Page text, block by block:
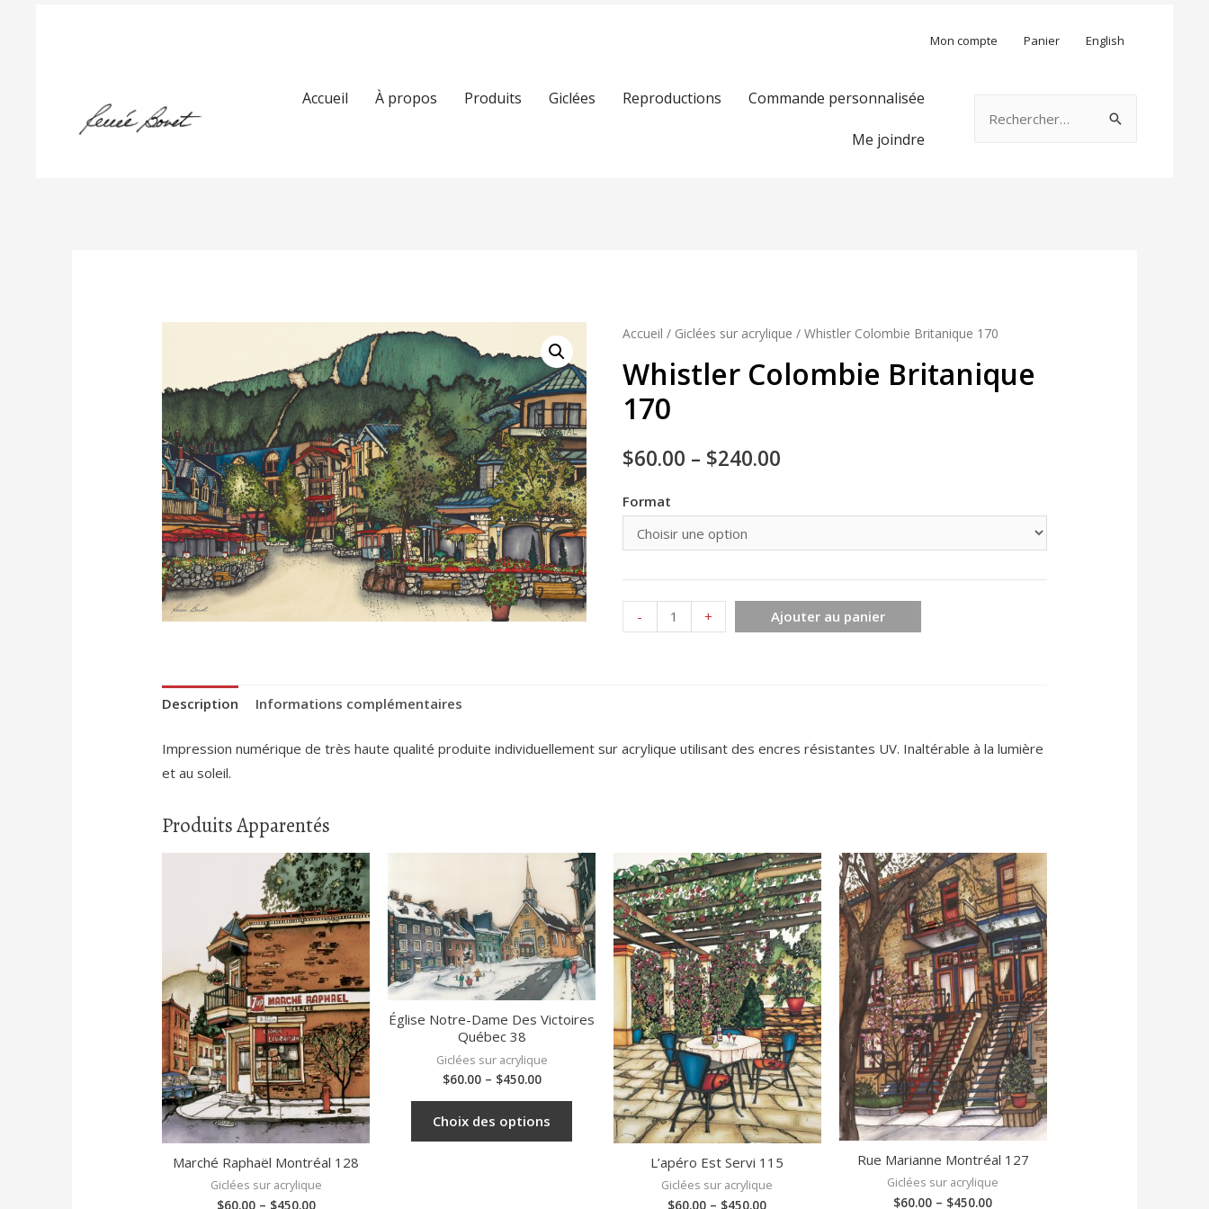
Mon compte Panier English
Accueil À propos Produits Giclées Reproductions Commande personnalisée
Me joindre
Accueil / Giclées sur acrylique / Whistler Colombie Britanique 170
Whistler Colombie Britanique
170
$60.00 – $240.00
Format
-
quantité
de
+ Ajouter au panier
Description Informations complémentaires
Impression numérique de très haute qualité produite individuellement sur acrylique utilisant des encres résistantes UV. Inaltérable à la lumière
et au soleil.
Produits Apparentés
Marché Raphaël Montréal 128
Giclées sur acrylique
$60.00– $450.00
Église Notre-Dame Des Victoires
Québec 38
Giclées sur acrylique
$60.00– $450.00
Choix des options
L’apéro Est Servi 115
Giclées sur acrylique
$60.00 – $450.00
Rue Marianne Montréal 127
Giclées sur acrylique
$60.00 – $450.00